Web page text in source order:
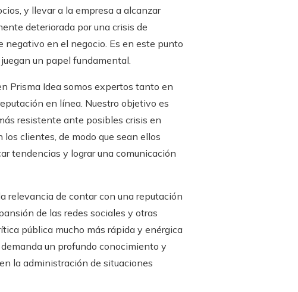
y llevar a la empresa a alcanzar
deteriorada por una crisis de
en el negocio. Es en este punto
un papel fundamental.
Prisma Idea somos expertos tanto en
en línea. Nuestro objetivo es
resistente ante posibles crisis en
clientes, de modo que sean ellos
tendencias y lograr una comunicación
relevancia de contar con una reputación
de las redes sociales y otras
pública mucho más rápida y enérgica
un profundo conocimiento y
la administración de situaciones